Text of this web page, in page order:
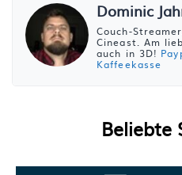
Dominic
Couch-
Cineast. Am
auch in 3D!
Kaffeekasse
Beliebte